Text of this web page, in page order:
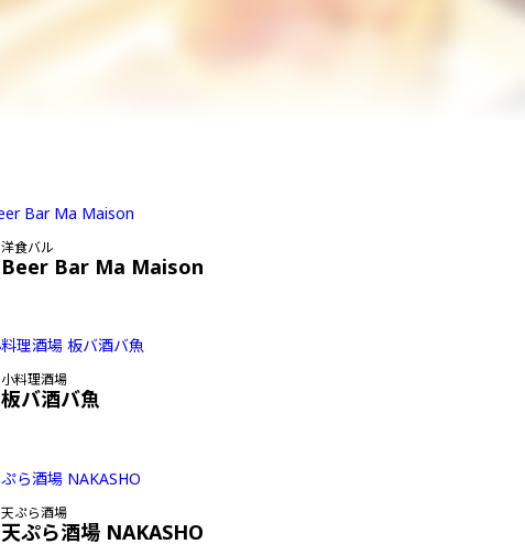
洋食バル
Beer Bar Ma Maison
小料理酒場
板バ酒バ魚
天ぷら酒場
天ぷら酒場 NAKASHO